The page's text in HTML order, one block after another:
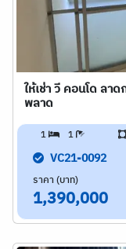
ให้เช่า วี คอนโด ลา
พลาด
1 1
VC21-0092
ราคา (บาท)
1,390,000